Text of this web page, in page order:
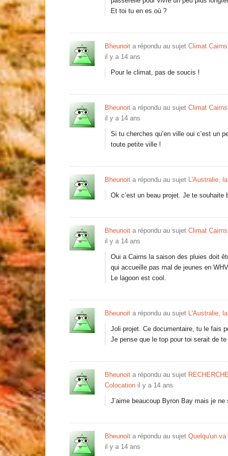
Et toi tu en es où ?
Bheunoit a répondu au sujet Climat
il y a 14 ans
Pour le climat, pas de soucis !
Bheunoit a répondu au sujet Climat
il y a 14 ans
Si tu cherches qu’en ville oui c’est un
toute petite ville !
Bheunoit a répondu au sujet L'Australie,
Ok c’est un beau projet. Je te souhaite
Bheunoit a répondu au sujet Climat
il y a 14 ans
Oui a Cairns la saison des pluies doit
qui accueille pas mal de jeunes en
Le lagoon est cool.
Bheunoit a répondu au sujet L'Australie,
Joli projet. Ce documentaire, tu le fais
Je pense que le top pour toi serait de
Bheunoit a répondu au sujet
Colocation il y a 14 ans
J’aime beaucoup Byron Bay mais je
Bheunoit a répondu au sujet Quelqu'un
il y a 14 ans